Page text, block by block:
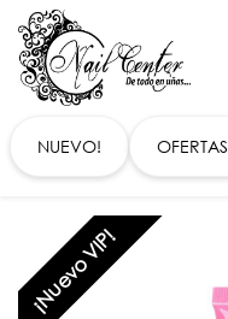
Ir al contenido
NUEVO! OFERTAS
¡Nuevo VIP!